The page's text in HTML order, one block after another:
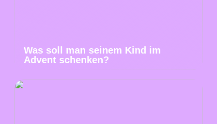
Was soll man seinem Kind im
Advent schenken?